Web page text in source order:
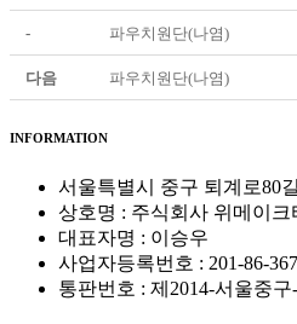
- 파우치원단(나염)
다음 파우치원단(나염)
INFORMATION
서울특별시 중구 퇴계로80
상호명 : 주식회사 위메이크
대표자명 : 이승우
사업자등록번호 : 201-86-
통판번호 : 제2014-서울중구